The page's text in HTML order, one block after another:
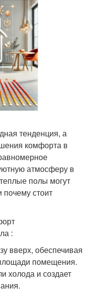
тенденция, а
комфорта в
атмосферу в
полы могут
стоит
:
вверх, обеспечивая
помещения.
холода и создает